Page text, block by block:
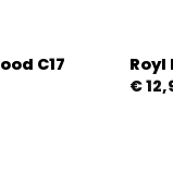
C17
Royl
€